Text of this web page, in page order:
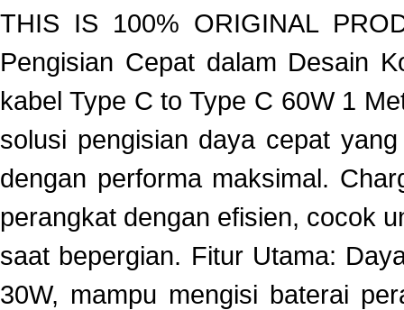
THIS IS 100% ORIGINAL
Pengisian Cepat dalam Desain
kabel Type C to Type C 60W 1
solusi pengisian daya cepat
dengan performa maksimal.
perangkat dengan efisien, cocok
saat bepergian. Fitur Utama:
30W, mampu mengisi baterai